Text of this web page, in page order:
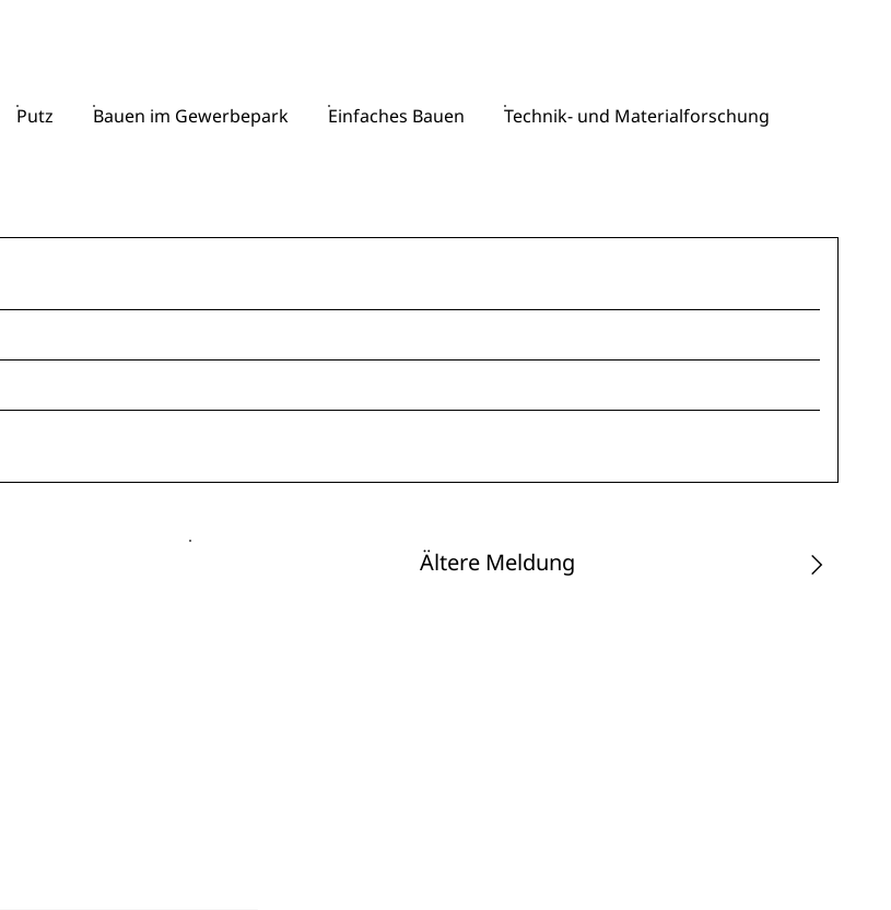
Putz Bauen im Gewerbepark Einfaches Bauen Technik- und Materialforschung
Ältere Meldung